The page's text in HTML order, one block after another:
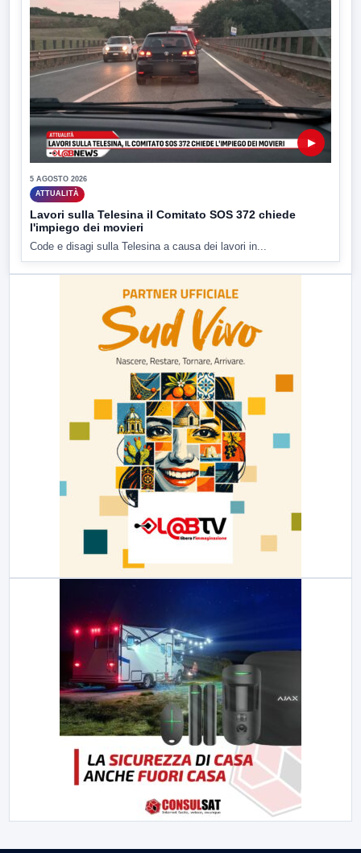
▶
5 AGOSTO 2026
ATTUALITÀ
Lavori sulla Telesina il Comitato SOS 372 chiede
l'impiego dei movieri
Code e disagi sulla Telesina a causa dei lavori in...